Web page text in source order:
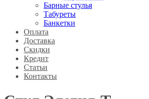
Барные стулья
Табуреты
Банкетки
Оплата
Доставка
Скидки
Кредит
Статьи
Контакты